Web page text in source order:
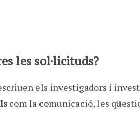
les sol·licituds?
els investigadors i
com la comunicació, les